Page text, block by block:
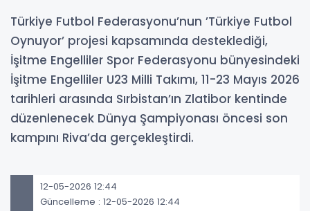
Türkiye Futbol Federasyonu’nun ’Türkiye Futbol
Oynuyor’ projesi kapsamında desteklediği,
İşitme Engelliler Spor Federasyonu bünyesindeki
İşitme Engelliler U23 Milli Takımı, 11-23 Mayıs 2026
tarihleri arasında Sırbistan’ın Zlatibor kentinde
düzenlenecek Dünya Şampiyonası öncesi son
kampını Riva’da gerçekleştirdi.
12-05-2026 12:44
Güncelleme : 12-05-2026 12:44